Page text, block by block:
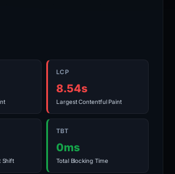
LCP
8.54s
Largest Contentful Paint
Shift
TBT
0ms
Total Blocking Time